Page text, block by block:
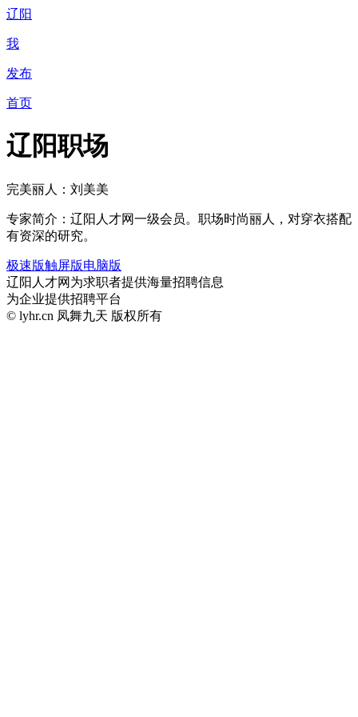
辽阳
我
发布
首页
辽阳职场
完美丽人：刘美美
专家简介：辽阳人才网一级会员。职场时尚丽人，对穿衣搭配
有资深的研究。
极速版触屏版电脑版
辽阳人才网为求职者提供海量招聘信息
为企业提供招聘平台
© lyhr.cn 凤舞九天 版权所有